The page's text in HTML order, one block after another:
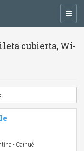
cubierta, Wi-
- Carhué